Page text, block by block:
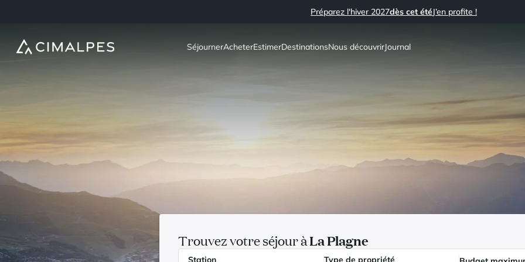
Préparez l'hiver 2027dès cet étéJ’en profite !
SéjournerAcheterEstimerDestinationsNous découvrirJournal
Trouvez votre séjour àLa Plagne
Station Type de propriété